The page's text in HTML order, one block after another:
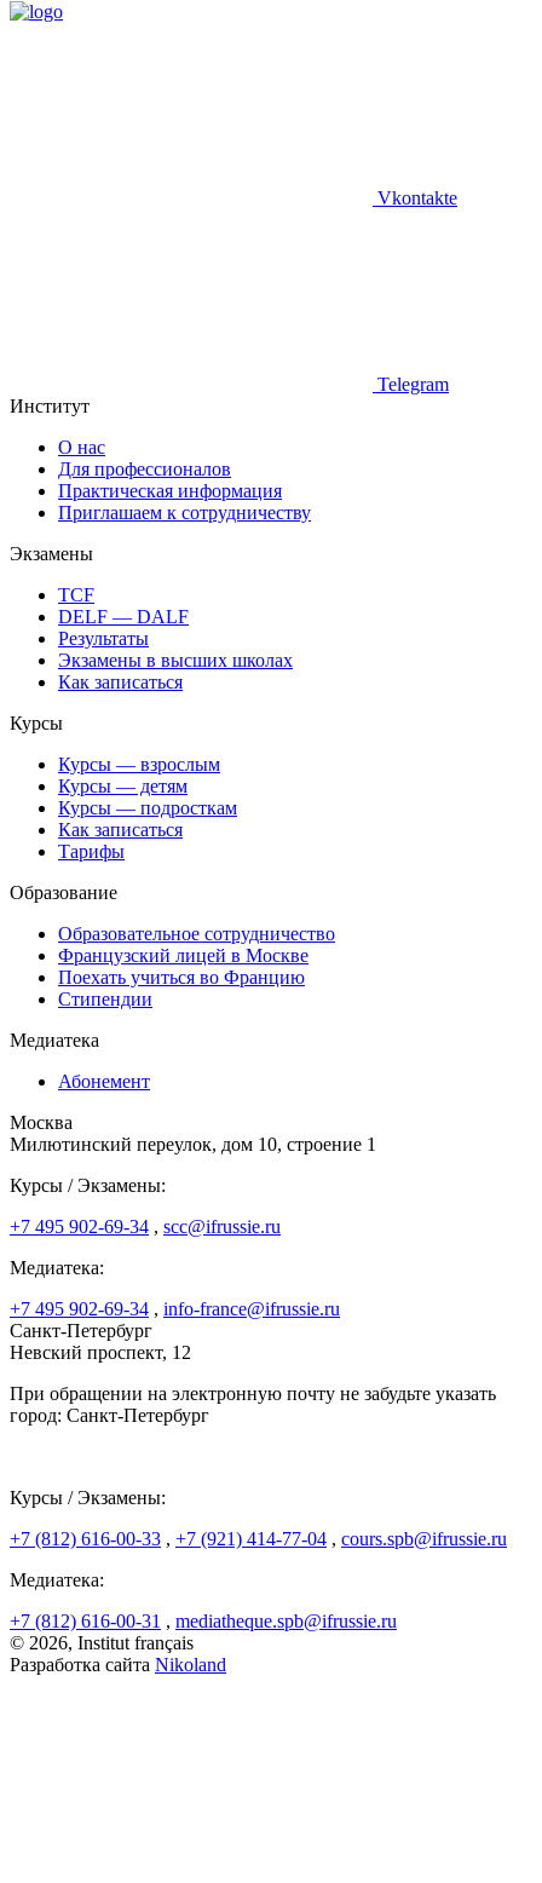
Vkontakte
Telegram
Институт
О нас
Для профессионалов
Практическая информация
Приглашаем к сотрудничеству
Экзамены
TCF
DELF — DALF
Результаты
Экзамены в высших школах
Как записаться
Курсы
Курсы — взрослым
Курсы — детям
Курсы — подросткам
Как записаться
Тарифы
Образование
Образовательное сотрудничество
Французский лицей в Москве
Поехать учиться во Францию
Стипендии
Медиатека
Абонемент
Москва
Милютинский переулок, дом 10, строение 1
Курсы / Экзамены:
+7 495 902-69-34 , scc@ifrussie.ru
Медиатека:
+7 495 902-69-34 , info-france@ifrussie.ru
Санкт-Петербург
Невский проспект, 12
При обращении на электронную почту не забудьте указать
город: Санкт-Петербург
Курсы / Экзамены:
+7 (812) 616-00-33 , +7 (921) 414-77-04 , cours.spb@ifrussie.ru
Медиатека:
+7 (812) 616-00-31 , mediatheque.spb@ifrussie.ru
© 2026, Institut français
Разработка сайта Nikoland